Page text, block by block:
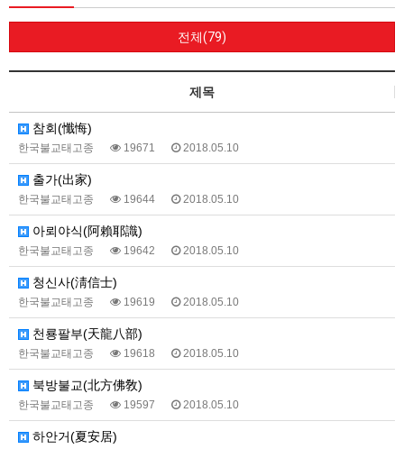
전체(79)
제목
참회(懺悔)
한국불교태고종 19671 2018.05.10
출가(出家)
한국불교태고종 19644 2018.05.10
아뢰야식(阿賴耶識)
한국불교태고종 19642 2018.05.10
청신사(淸信士)
한국불교태고종 19619 2018.05.10
천룡팔부(天龍八部)
한국불교태고종 19618 2018.05.10
북방불교(北方佛敎)
한국불교태고종 19597 2018.05.10
하안거(夏安居)